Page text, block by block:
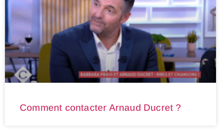
Comment contacter Arnaud Ducret ?